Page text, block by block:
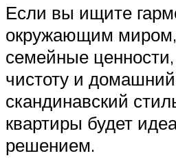
Если вы ищите
окружающим
семейные
чистоту и
скандинавский
квартиры будет
решением.